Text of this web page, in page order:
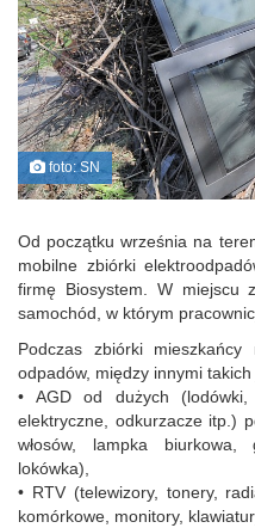
foto: SN
Od początku września na
mobilne zbiórki
firmę Biosystem. W miejscu
samochód, w którym
Podczas zbiórki
odpadów, między innymi takich
• AGD od dużych (lodówki,
elektryczne, odkurzacze itp.)
włosów, lampka
lokówka),
• RTV (telewizory, tonery,
komórkowe, monitory,